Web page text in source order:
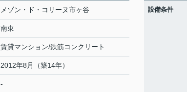
メゾン・ド・コリーヌ市ヶ谷
南東
賃貸マンション/鉄筋コンクリート
2012年8月（築14年）
-
設備条件